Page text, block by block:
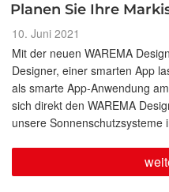
Planen Sie Ihre
Veröffentlicht
am
10. Juni 2021
Mit der neuen WAREMA
Designer, einer smarten App
als smarte App-Anwendung
sich direkt den WAREMA
unsere
Sie